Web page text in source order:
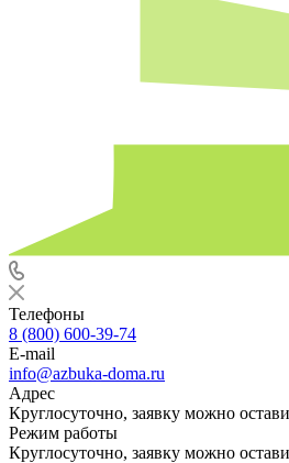
Телефоны
8 (800) 600-39-74
E-mail
info@azbuka-doma.ru
Адрес
Круглосуточно, заявку можно
Режим работы
Круглосуточно, заявку можно